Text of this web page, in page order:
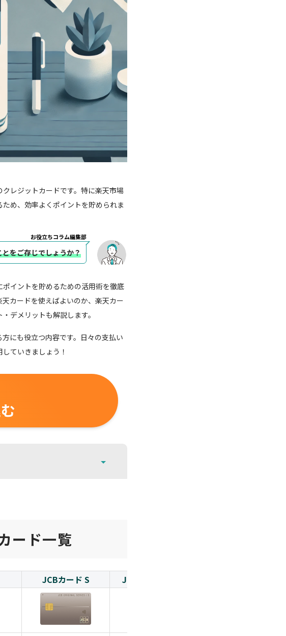
レジットカードです。特に楽天市場
め、効率よくポイントを貯められま
お役立ちコラム編集部
をご存じでしょうか？
イントを貯めるための活用術を徹底
カードを使えばよいのか、楽天カー
デメリットも解説します。
にも役立つ内容です。日々の支払い
ていきましょう！
ード一覧
JCBカード S JCBカード Ｗ Plus L